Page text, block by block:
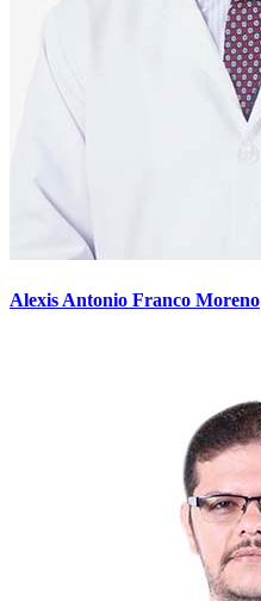
Alexis Antonio Franco Moreno